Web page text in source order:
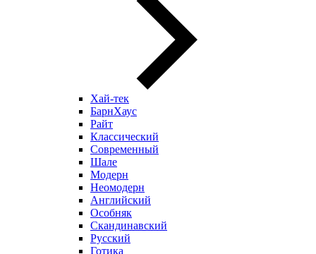
Хай-тек
БарнХаус
Райт
Классический
Современный
Шале
Модерн
Неомодерн
Английский
Особняк
Скандинавский
Русский
Готика